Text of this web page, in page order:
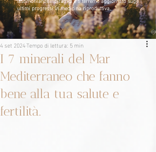
ultimi progressi in medicina riproduttiva.
I 7 minerali del Mar
Mediterraneo che fanno
bene alla tua salute e
fertilità.
4 set 2024Tempo di lettura: 5 min